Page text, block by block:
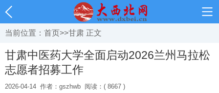
当前位置： 首页>>甘肃 正文
甘肃中医药大学全面启动2026兰州马拉松
志愿者招募工作
2026-04-14 作者：gszhwb 阅读：( 8667 )